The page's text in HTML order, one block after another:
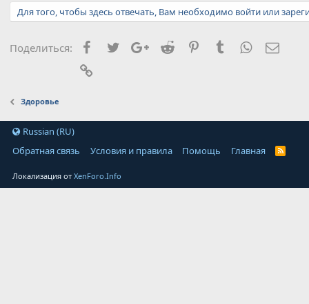
Для того, чтобы здесь отвечать, Вам необходимо войти или
Поделиться: Facebook
TwitterGoogle+
Reddit PinterestTumblrWhatsApp
Здоровье
Russian (RU)
Обратная связь
Условия и правила Помощь Главная
Локализация отXenForo.Info